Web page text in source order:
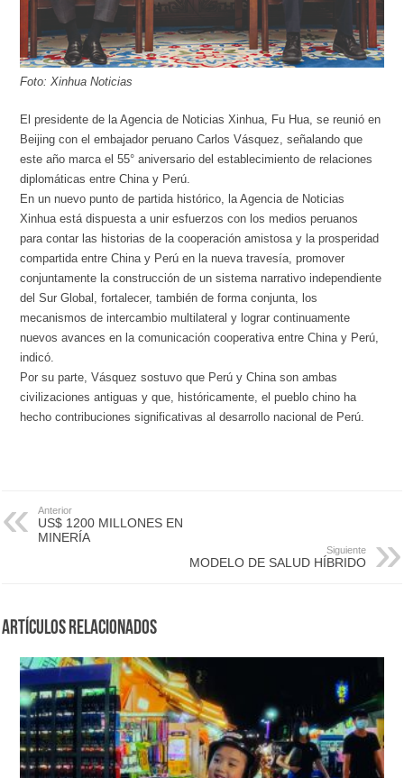
Foto: Xinhua Noticias
El presidente de la Agencia de Noticias Xinhua, Fu Hua, se reunió en
Beijing con el embajador peruano Carlos Vásquez, señalando que
este año marca el 55° aniversario del establecimiento de relaciones
diplomáticas entre China y Perú.
En un nuevo punto de partida histórico, la Agencia de Noticias
Xinhua está dispuesta a unir esfuerzos con los medios peruanos
para contar las historias de la cooperación amistosa y la prosperidad
compartida entre China y Perú en la nueva travesía, promover
conjuntamente la construcción de un sistema narrativo independiente
del Sur Global, fortalecer, también de forma conjunta, los
mecanismos de intercambio multilateral y lograr continuamente
nuevos avances en la comunicación cooperativa entre China y Perú,
indicó.
Por su parte, Vásquez sostuvo que Perú y China son ambas
civilizaciones antiguas y que, históricamente, el pueblo chino ha
hecho contribuciones significativas al desarrollo nacional de Perú.
Anterior
US$ 1200 MILLONES EN
MINERÍA
Siguiente
MODELO DE SALUD HÍBRIDO
Artículos Relacionados